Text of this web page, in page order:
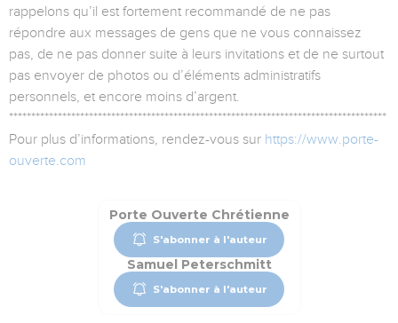
rappelons qu’il est fortement recommandé de ne pas
répondre aux messages de gens que ne vous connaissez
pas, de ne pas donner suite à leurs invitations et de ne surtout
pas envoyer de photos ou d’éléments administratifs
personnels, et encore moins d’argent.
*************************************************************************************
Pour plus d’informations, rendez-vous sur https://www.porte-
ouverte.com
Porte Ouverte Chrétienne
S'abonner à l'auteur
Samuel Peterschmitt
S'abonner à l'auteur